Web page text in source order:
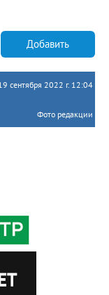
Добавить
сентября 2022 г. 12:04
Фото редакции